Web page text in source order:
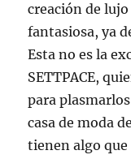
creación de
fantasiosa, ya
Esta no es la
SETTPACE,
para
casa de moda
tienen algo